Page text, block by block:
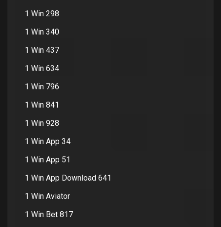
1 Win 298
1 Win 340
1 Win 437
1 Win 634
1 Win 796
1 Win 841
1 Win 928
1 Win App 34
1 Win App 51
1 Win App Download 641
1 Win Aviator
1 Win Bet 817